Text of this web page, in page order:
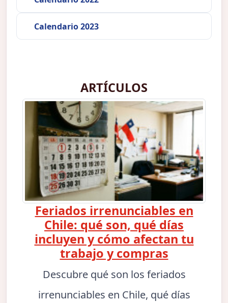
Calendario 2023
ARTÍCULOS
Feriados irrenunciables en
Chile: qué son, qué días
incluyen y cómo afectan tu
trabajo y compras
Descubre qué son los feriados
irrenunciables en Chile, qué días